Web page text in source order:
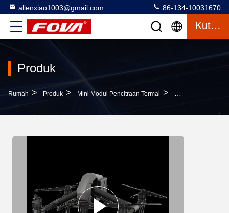
allenxiao1003@gmail.com 86-134-10031670
Kutipan
Produk
Rumah > Produk > Mini Modul Pencitraan Termal > Kompak Mini